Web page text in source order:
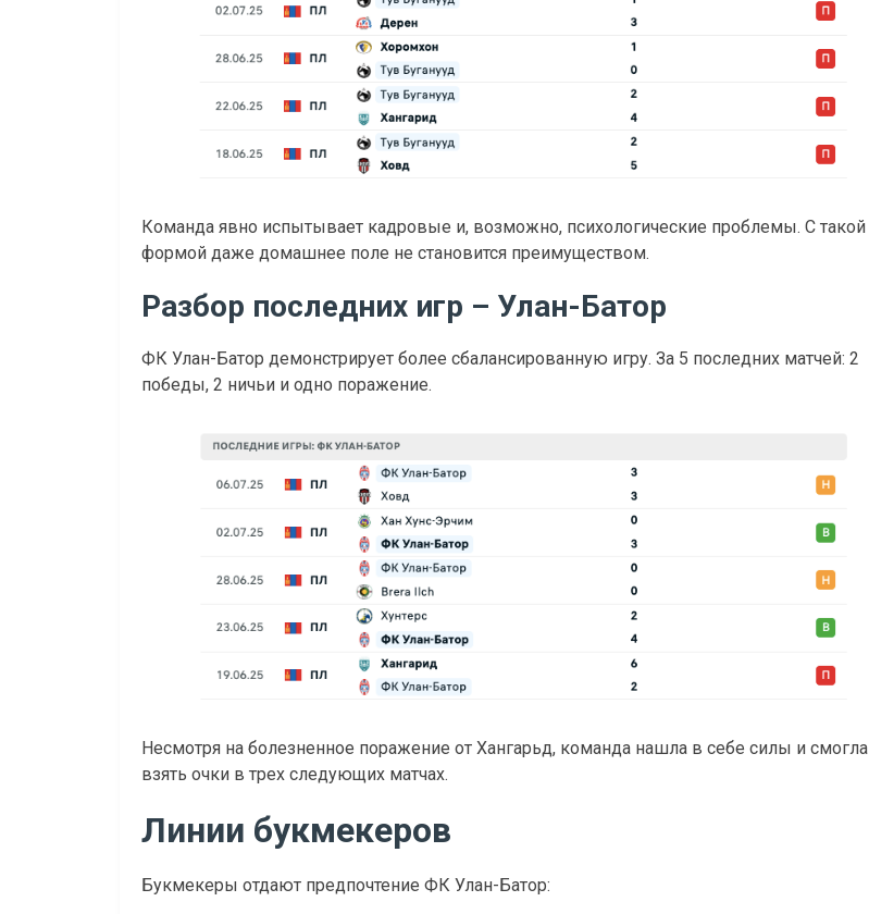
Команда явно испытывает кадровые и, возможно, психологические проблемы. С такой
формой даже домашнее поле не становится преимуществом.
Разбор последних игр – Улан-Батор
ФК Улан-Батор демонстрирует более сбалансированную игру. За 5 последних матчей: 2
победы, 2 ничьи и одно поражение.
Несмотря на болезненное поражение от Хангарьд, команда нашла в себе силы и смогла
взять очки в трех следующих матчах.
Линии букмекеров
Букмекеры отдают предпочтение ФК Улан-Батор: